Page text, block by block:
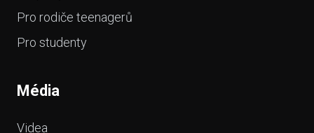
Pro rodiče teenagerů
Pro studenty
Média
Videa